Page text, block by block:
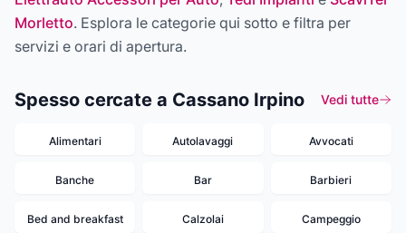
Morletto. Esplora le categorie qui sotto e filtra per
servizi e orari di apertura.
Spesso cercate a Cassano Irpino Vedi tutte
Alimentari Autolavaggi Avvocati
Banche Bar Barbieri
Bed and breakfast Calzolai Campeggio